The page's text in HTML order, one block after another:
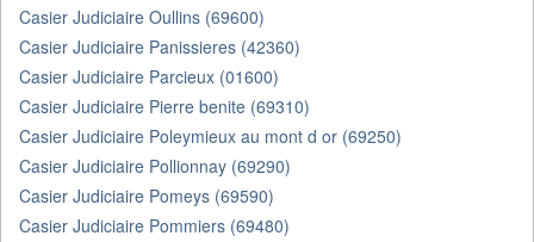
Casier Judiciaire Oullins (69600)
Casier Judiciaire Panissieres (42360)
Casier Judiciaire Parcieux (01600)
Casier Judiciaire Pierre benite (69310)
Casier Judiciaire Poleymieux au mont d or (69250)
Casier Judiciaire Pollionnay (69290)
Casier Judiciaire Pomeys (69590)
Casier Judiciaire Pommiers (69480)